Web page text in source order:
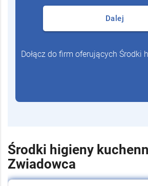
Dalej
Dołącz do firm oferujących Środki
Środki higieny
Zwiadowca